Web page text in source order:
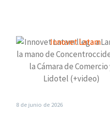
Innovet
Latam
llega
a
8 de junio de 2026